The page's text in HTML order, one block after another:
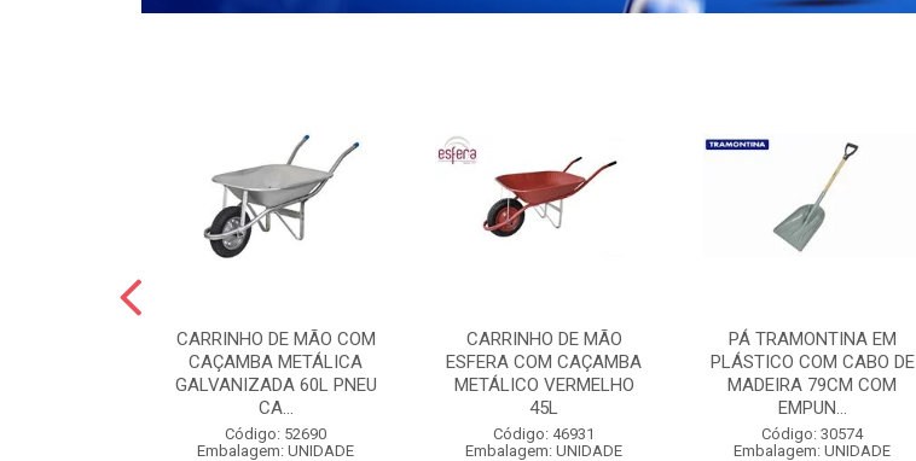
CARRINHO DE MÃO COM
CAÇAMBA METÁLICA
GALVANIZADA 60L PNEU
CA...
Código: 52690
Embalagem: UNIDADE
CARRINHO DE MÃO
ESFERA COM CAÇAMBA
METÁLICO VERMELHO
45L
Código: 46931
Embalagem: UNIDADE
PÁ TRAMONTINA EM
PLÁSTICO COM CABO DE
MADEIRA 79CM COM
EMPUN...
Código: 30574
Embalagem: UNIDADE